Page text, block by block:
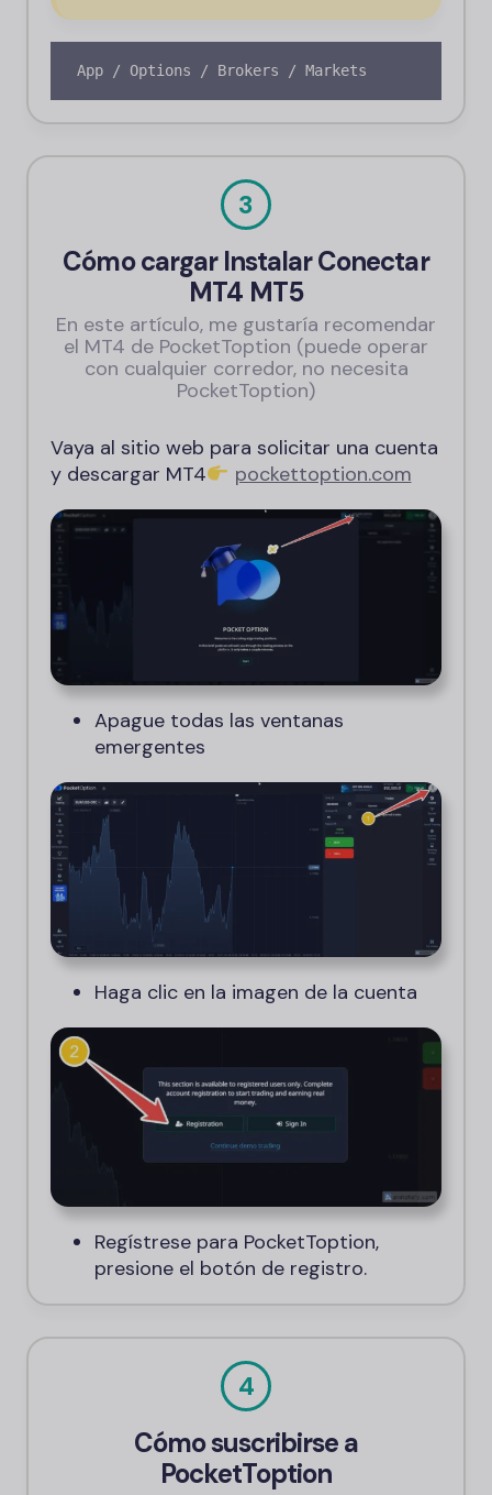
App / Options / Brokers / Markets
3
Cómo cargar Instalar Conectar
MT4 MT5
En este artículo, me gustaría recomendar
el MT4 de PocketToption (puede operar
con cualquier corredor, no necesita
PocketToption)
Vaya al sitio web para solicitar una cuenta
y descargar MT4
pockettoption.com
Apague todas las ventanas
emergentes
Haga clic en la imagen de la cuenta
Regístrese para PocketToption,
presione el botón de registro.
4
Cómo suscribirse a
PocketToption